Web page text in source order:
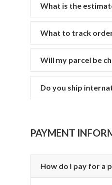
What is the
What to track
Will my parcel be
Do you ship
PAYMENT
How do I pay for a